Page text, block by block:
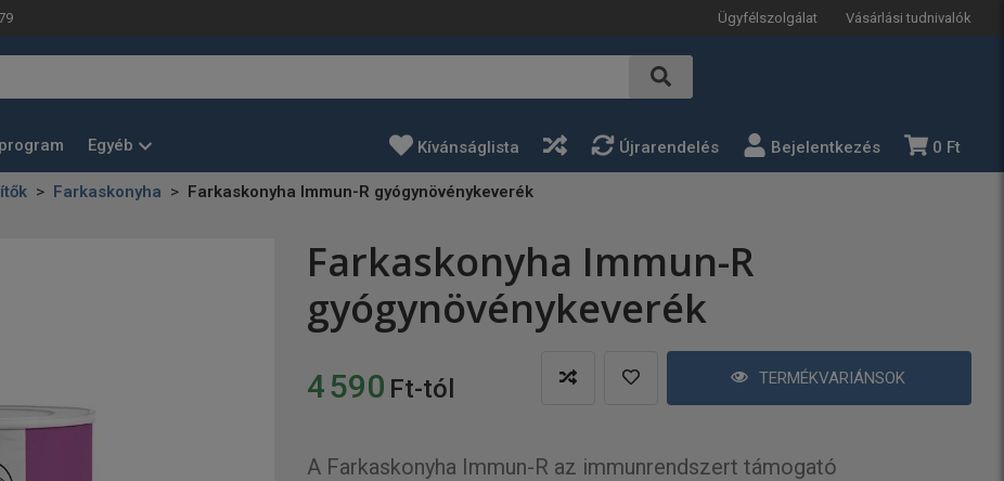
Ügyfélszolgálat Vásárlási tudnivalók
Egyéb Kívánságlista Újrarendelés Bejelentkezés 0 Ft
Farkaskonyha Farkaskonyha Immun-R gyógynövénykeverék
Farkaskonyha Immun-R
gyógynövénykeverék
4 590 Ft-tól TERMÉKVARIÁNSOK
A Farkaskonyha Immun-R az immunrendszert támogató